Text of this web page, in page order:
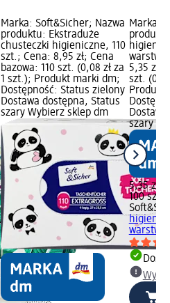
Marka: Soft&Sicher; Nazwa
produktu: Ekstraduże
chusteczki higieniczne, 110
szt.; Cena: 8,95 zł; Cena
bazowa: 110 szt. (0,08 zł za
1 szt.); Produkt marki dm;
Dostępność: Status zielony
Dostawa dostępna, Status
szary Wybierz sklep dm
Marka:
5,35 zł;
szt.
Produkt
szary
5,35 zł
100 szt.